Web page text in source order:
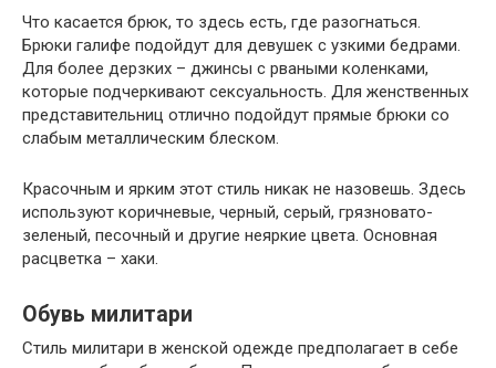
Что касается брюк, то здесь есть, где разогнаться.
Брюки галифе подойдут для девушек с узкими бедрами.
Для более дерзких – джинсы с рваными коленками,
которые подчеркивают сексуальность. Для женственных
представительниц отлично подойдут прямые брюки со
слабым металлическим блеском.
Красочным и ярким этот стиль никак не назовешь. Здесь
используют коричневые, черный, серый, грязновато-
зеленый, песочный и другие неяркие цвета. Основная
расцветка – хаки.
Обувь милитари
Стиль милитари в женской одежде предполагает в себе